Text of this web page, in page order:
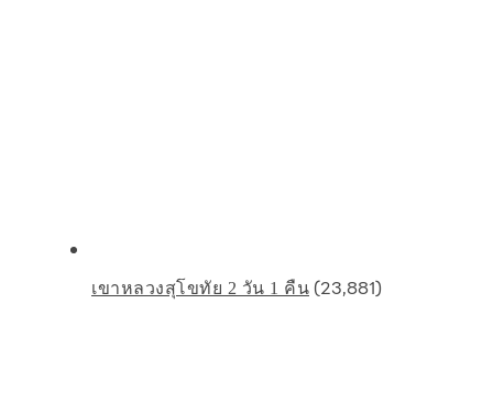
เขาหลวงสุโขทัย 2 วัน 1 คืน (23,881)